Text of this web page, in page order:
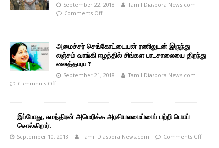
September 22, 2018
Tamil Diaspora News.com
Comments Off
அமைச்சர் செங்கோட்டையன் ரணிலுடன் இருந்து
லஞ்சம் வாங்கி ஈழத்தில் சிங்கள பாடசாலையை திறந்து
வைத்தாரா ?
September 21, 2018
Tamil Diaspora News.com
Comments Off
இப்போது, ​​சுமந்திரன் அமெரிக்க அரசியலமைப்பைப் பற்றி பொய்
சொல்கிறார்.
September 10, 2018 Tamil Diaspora News.com Comments Off